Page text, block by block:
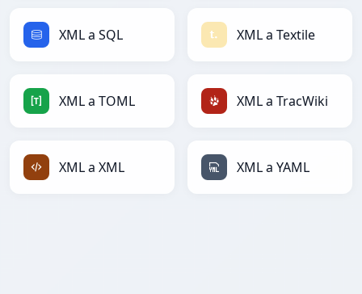
XML a SQL XML a Textile
XML a TOML XML a TracWiki
XML a XML XML a YAML